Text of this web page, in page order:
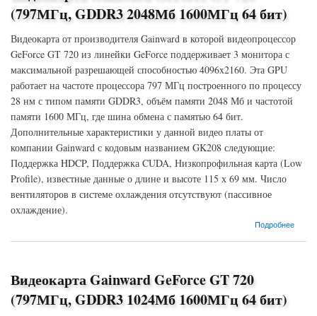
(797МГц, GDDR3 2048Мб 1600МГц 64 бит)
Видеокарта от производителя Gainward в которой видеопроцессор
GeForce GT 720 из линейки GeForce поддерживает 3 монитора с
максимальной разрешающей способностью 4096x2160. Эта GPU
работает на частоте процессора 797 МГц построенного по процессу
28 нм с типом памяти GDDR3, объём памяти 2048 Мб и частотой
памяти 1600 МГц, где шина обмена с памятью 64 бит.
Дополнительные характеристики у данной видео платы от
компании Gainward с кодовым названием GK208 следующие:
Поддержка HDCP, Поддержка CUDA, Низкопрофильная карта (Low
Profile), известные данные о длине и высоте 115 х 69 мм. Число
вентиляторов в системе охлаждения отсутствуют (пассивное
охлаждение).
Подробнее
о Видеокарта Gainward GeForce GT 720 (797МГц, GDDR3 2048Мб 1600МГц 64 бит)
Видеокарта Gainward GeForce GT 720
(797МГц, GDDR3 1024Мб 1600МГц 64 бит)